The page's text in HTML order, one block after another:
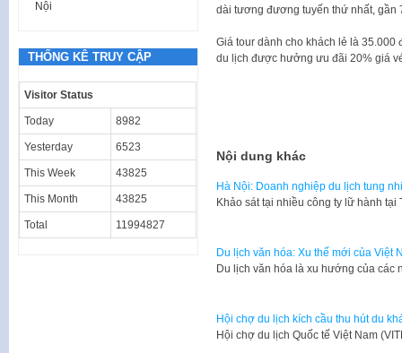
dài tương đương tuyến thứ nhất, gần
Giá tour dành cho khách lẻ là 35.000
du lịch được hưởng ưu đãi 20% giá
Nội dung khác
Hà Nội: Doanh nghiệp du lịch tung
​Khảo sát tại nhiều công ty lữ hành
Du lịch văn hóa: Xu thế mới của Việt
​Du lịch văn hóa là xu hướng của
Hội chợ du lịch kích cầu thu hút du
​Hội chợ du lịch Quốc tế Việt Nam
Nội
THỐNG KÊ TRUY CẬP
Visitor Status
Today 8982
Yesterday 6523
This Week 43825
This Month 43825
Total 11994827